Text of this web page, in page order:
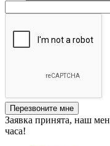
Перезвоните мне
Заявка принята, наш
часа!